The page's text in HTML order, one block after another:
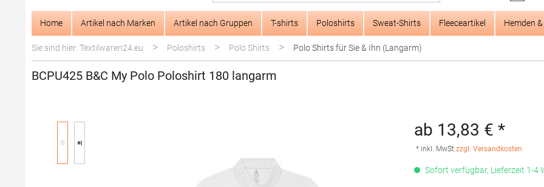
Home Artikel nach Marken Artikel nach Gruppen T-shirts Poloshirts Sweat-Shirts Fleeceartikel Hemden
Sie sind hier: Textilwaren24.eu > Poloshirts > Polo Shirts > Polo Shirts für Sie & Ihn (Langarm)
BCPU425 B&C My Polo Poloshirt 180 langarm
ab 13,83 € *
* inkl. MwSt.zzgl. Versandkosten
Sofort verfügbar, Lieferzeit 1-4